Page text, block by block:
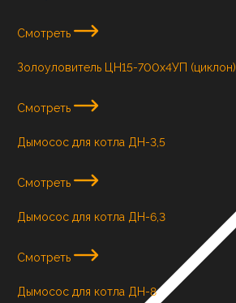
Смотреть
Золоуловитель ЦН15-700х4УП (циклон)
Смотреть
Дымосос для котла ДН-3,5
Смотреть
Дымосос для котла ДН-6,3
Смотреть
Дымосос для котла ДН-8